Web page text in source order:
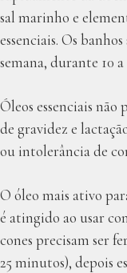
sal marinho e
essenciais. Os
semana, durante 10
Óleos essenciais não
de gravidez e
ou intolerância de
O óleo mais ativo
é atingido ao usar
cones precisam ser
25 minutos), depois